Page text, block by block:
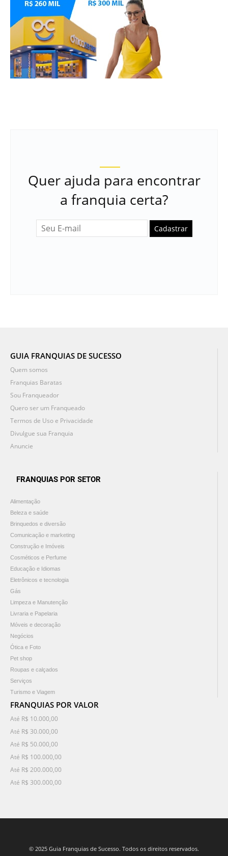
Quer ajuda para encontrar
a franquia certa?
Cadastrar
GUIA FRANQUIAS DE SUCESSO
Quem somos
Franquias Baratas
Sou Franqueador
Quero ser um Franqueado
Termos de Uso e Privacidade
Divulgue sua Franquia
Anuncie
FRANQUIAS POR SETOR
Alimentação
Beleza e saúde
Brinquedos e diversão
Comunicação e marketing
Construção e Imóveis
Cosméticos e Perfume
Educação e Idiomas
Eletrônicos e tecnologia
Gás
Limpeza e Manutenção
Livraria e Papelaria
Móveis e decoração
Negócios
Ótica e Foto
Pet shop
Roupas e calçados
Serviços
Turismo e Viagem
FRANQUIAS POR VALOR
Até R$ 10.000,00
Até R$ 30.000,00
Até R$ 50.000,00
Até R$ 100.000,00
Até R$ 200.000,00
Até R$ 300.000,00
© 2025 Guia Franquias de Sucesso. Todos os direitos reservados.